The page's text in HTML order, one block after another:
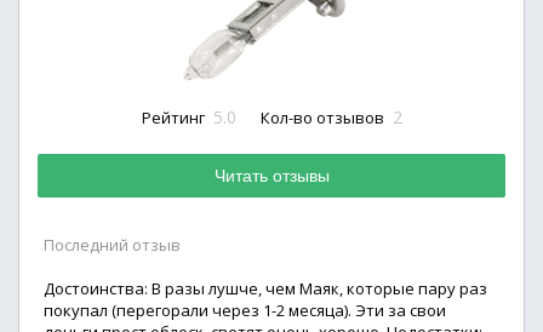
Рейтинг 5.0 Кол-во отзывов 2
Читать отзывы
Последний отзыв
Достоинства: В разы лушче, чем Маяк, которые пару раз
покупал (перегорали через 1-2 месяца). Эти за свои